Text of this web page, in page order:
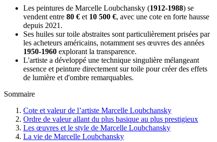
Les peintures de Marcelle Loubchansky (1912-1988) se
vendent entre 80 € et 10 500 €, avec une cote en forte hausse
depuis 2021.
Ses huiles sur toile abstraites sont particulièrement prisées par
les acheteurs américains, notamment ses œuvres des années
1950-1960 explorant la transparence.
L'artiste a développé une technique singulière mélangeant
essence et peinture directement sur toile pour créer des effets
de lumière et d'ombre remarquables.
Sommaire
Cote et valeur de l’artiste Marcelle Loubchansky
Ordre de valeur allant du plus basique au plus prestigieux
Les œuvres et le style de Marcelle Loubchansky
La vie de Marcelle Loubchansky